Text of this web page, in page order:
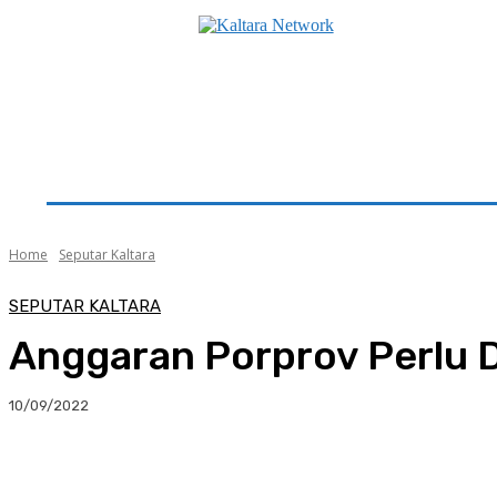
Home Seputar Kaltara
SEPUTAR KALTARA
Anggaran Porprov Perlu
10/09/2022